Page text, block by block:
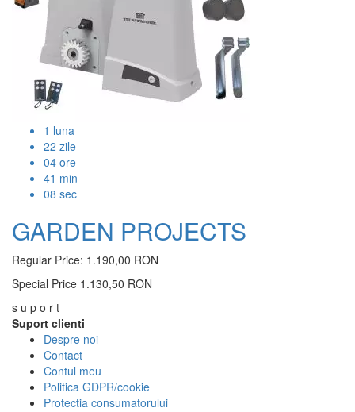
1 luna
22 zile
04 ore
41 min
07 sec
GARDEN PROJECTS
Regular Price: 1.190,00 RON
Special Price 1.130,50 RON
s u p o r t
Suport clienti
Despre noi
Contact
Contul meu
Politica GDPR/cookie
Protectia consumatorului